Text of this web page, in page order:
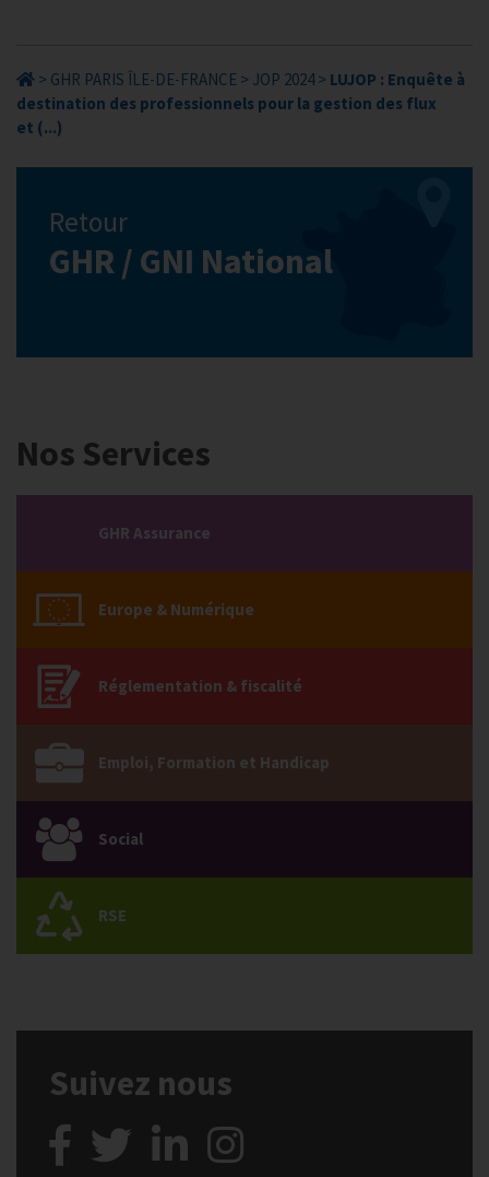
> GHR PARIS ÎLE-DE-FRANCE > JOP 2024 > LUJOP : Enquête à
destination des professionnels pour la gestion des flux
et (...)
Retour
GHR / GNI National
Nos Services
GHR Assurance
Europe & Numérique
Réglementation & fiscalité
Emploi, Formation et Handicap
Social
RSE
Suivez nous